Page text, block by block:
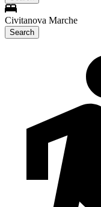
Civitanova Marche
Search